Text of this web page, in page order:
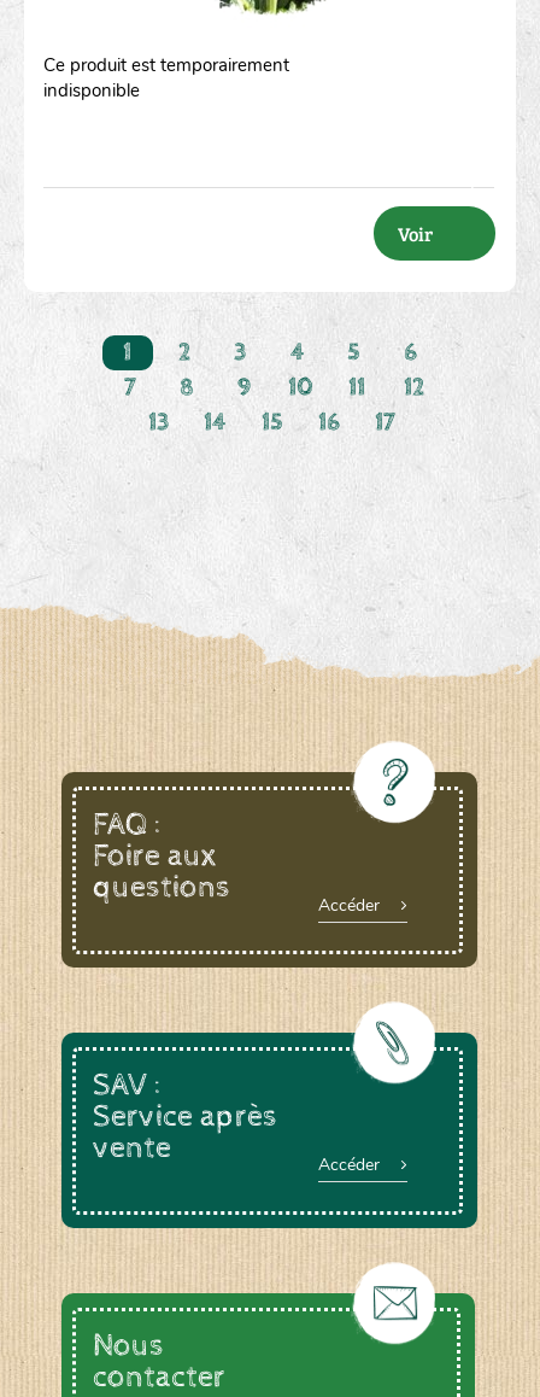
Ce produit est temporairement
indisponible
Voir
1 2 3 4 5
6
7
8 9 10 11
12
13
14 15 16 17
FAQ :
Foire aux
questions
Accéder
SAV :
Service après
vente
Accéder
Nous
contacter